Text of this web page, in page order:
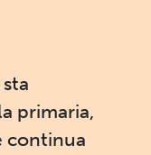
primaria,
continua